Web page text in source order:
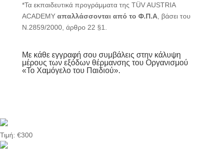
*Τα εκπαιδευτικά προγράμματα της TÜV AUSTRIA
ACADEMY απαλλάσσονται από το Φ.Π.Α, βάσει του
Ν.2859/2000, άρθρο 22 §1.
Με κάθε εγγραφή σου συμβάλεις στην κάλυψη
μέρους των εξόδων θέρμανσης του Οργανισμού
«Το Χαμόγελο του Παιδιού».
Τιμή: €300